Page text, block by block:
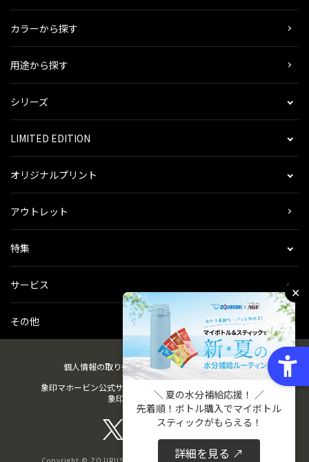
カラーから探す
用途から探す
シリーズ
LIMITED EDITION
オリジナルプリント
アウトレット
特集
サービス
その他
個人情報の取り扱い会社概要ご利用規約会員規約
象印マホービン公式サイト
象印パーツダイレクト
✕
＼ 夏の水分補給応援！ ／
先着順！ボトル購入でマイボトル
スティックがもらえる！
詳細を見る ↗